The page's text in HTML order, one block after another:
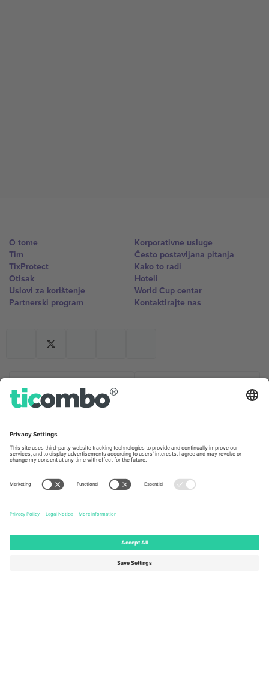
O tome
Tim
TixProtect
Otisak
Uslovi za korištenje
Partnerski program
Korporativne usluge
Često postavljana pitanja
Kako to radi
Hoteli
World Cup centar
Kontaktirajte nas
Germany
Berlin, Germany
United Kingdom
London, EC1V 1AW, United
United States
131 Continental Dr, Suite 305,
Newark, Delaware 19713, United
Dorfstrasse 52a, 6390
Engelberg, Switzerland